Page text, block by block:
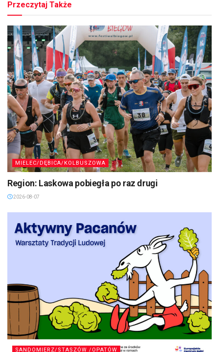
Przeczytaj Także
MIELEC/DĘBICA/KOLBUSZOWA
Region: Laskowa pobiegła po raz drugi
2026-08-07
SANDOMIERZ/STASZÓW /OPATÓW